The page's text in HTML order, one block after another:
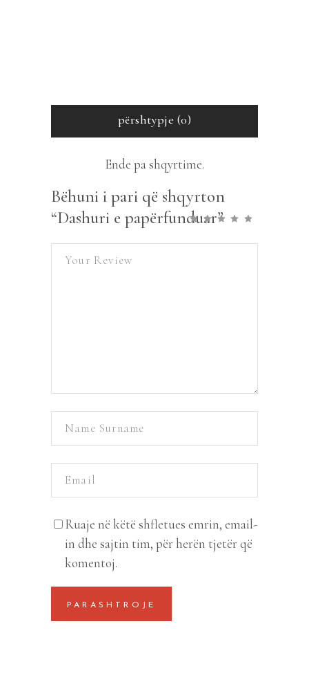
përshtypje (0)
Ende pa shqyrtime.
Bëhuni i pari që shqyrton
“Dashuri e papërfunduar”
Ruaje në këtë shfletues emrin, email-
in dhe sajtin tim, për herën tjetër që
komentoj.